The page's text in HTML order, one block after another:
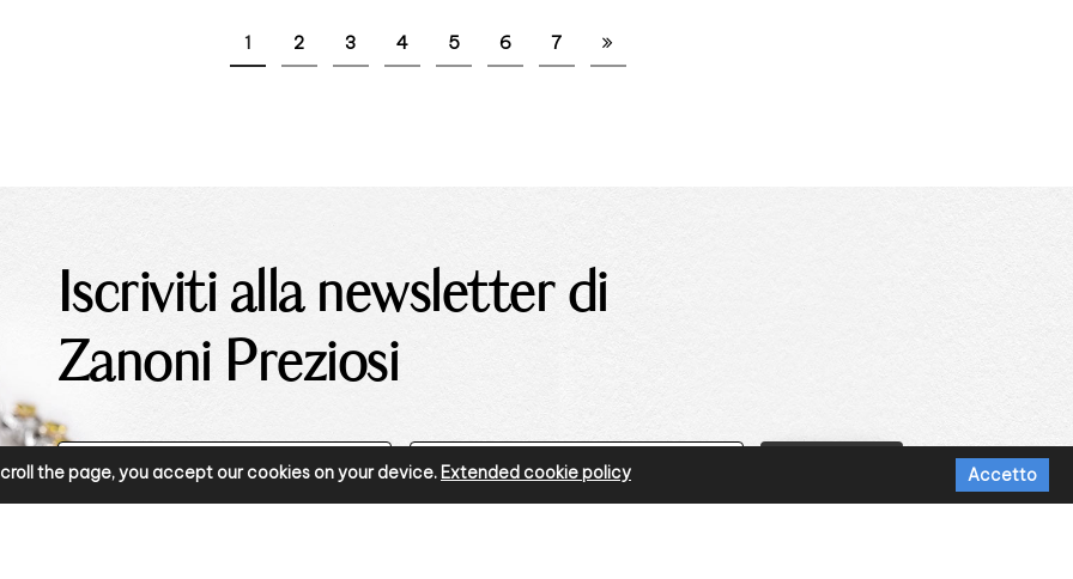
1 2 3 4 5 6 7
Iscriviti alla newsletter di
Zanoni Preziosi
the page, you accept our cookies on your device. Extended cookie policy Accetto